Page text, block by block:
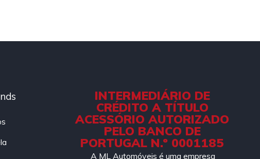
INTERMEDIÁRIO DE
CRÉDITO A TÍTULO
ACESSÓRIO AUTORIZADO
PELO BANCO DE
PORTUGAL N.º 0001185
A ML Automóveis é uma empresa